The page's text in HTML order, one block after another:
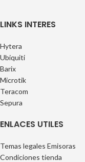
LINKS INTERES
Hytera
Ubiquiti
Barix
Microtik
Teracom
Sepura
ENLACES UTILES
Temas legales Emisoras
Condiciones tienda